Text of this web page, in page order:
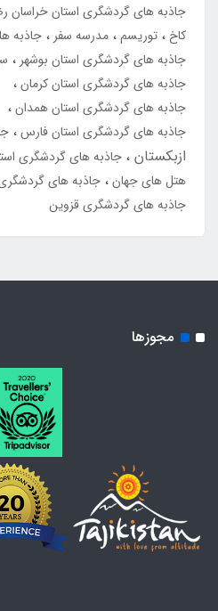
جاذبه های گردشگری استان خراسان
کاخ توریسم مدرسه سفر
جاذبه
جاذبه های گردشگری استان بوشهر
جاذبه های گردشگری استان کرمان
جاذبه های گردشگری استان همدان
جاذبه های گردشگری استان فارس
ازبکستان
جاذبه های گردشگری
هتل های جهان جاذبه های
جاذبه های گردشگری قزوین
مجوزها